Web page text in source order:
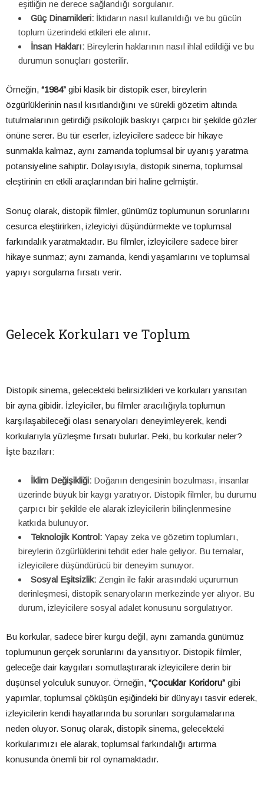
eşitliğin ne derece sağlandığı sorgulanır.
Güç Dinamikleri: İktidarın nasıl kullanıldığı ve bu gücün
toplum üzerindeki etkileri ele alınır.
İnsan Hakları: Bireylerin haklarının nasıl ihlal edildiği ve bu
durumun sonuçları gösterilir.
Örneğin, “1984” gibi klasik bir distopik eser, bireylerin
özgürlüklerinin nasıl kısıtlandığını ve sürekli gözetim altında
tutulmalarının getirdiği psikolojik baskıyı çarpıcı bir şekilde gözler
önüne serer. Bu tür eserler, izleyicilere sadece bir hikaye
sunmakla kalmaz, aynı zamanda toplumsal bir uyanış yaratma
potansiyeline sahiptir. Dolayısıyla, distopik sinema, toplumsal
eleştirinin en etkili araçlarından biri haline gelmiştir.
Sonuç olarak, distopik filmler, günümüz toplumunun sorunlarını
cesurca eleştirirken, izleyiciyi düşündürmekte ve toplumsal
farkındalık yaratmaktadır. Bu filmler, izleyicilere sadece birer
hikaye sunmaz; aynı zamanda, kendi yaşamlarını ve toplumsal
yapıyı sorgulama fırsatı verir.
Gelecek Korkuları ve Toplum
Distopik sinema, gelecekteki belirsizlikleri ve korkuları yansıtan
bir ayna gibidir. İzleyiciler, bu filmler aracılığıyla toplumun
karşılaşabileceği olası senaryoları deneyimleyerek, kendi
korkularıyla yüzleşme fırsatı bulurlar. Peki, bu korkular neler?
İşte bazıları:
İklim Değişikliği: Doğanın dengesinin bozulması, insanlar
üzerinde büyük bir kaygı yaratıyor. Distopik filmler, bu durumu
çarpıcı bir şekilde ele alarak izleyicilerin bilinçlenmesine
katkıda bulunuyor.
Teknolojik Kontrol: Yapay zeka ve gözetim toplumları,
bireylerin özgürlüklerini tehdit eder hale geliyor. Bu temalar,
izleyicilere düşündürücü bir deneyim sunuyor.
Sosyal Eşitsizlik: Zengin ile fakir arasındaki uçurumun
derinleşmesi, distopik senaryoların merkezinde yer alıyor. Bu
durum, izleyicilere sosyal adalet konusunu sorgulatıyor.
Bu korkular, sadece birer kurgu değil, aynı zamanda günümüz
toplumunun gerçek sorunlarını da yansıtıyor. Distopik filmler,
geleceğe dair kaygıları somutlaştırarak izleyicilere derin bir
düşünsel yolculuk sunuyor. Örneğin, “Çocuklar Koridoru” gibi
yapımlar, toplumsal çöküşün eşiğindeki bir dünyayı tasvir ederek,
izleyicilerin kendi hayatlarında bu sorunları sorgulamalarına
neden oluyor. Sonuç olarak, distopik sinema, gelecekteki
korkularımızı ele alarak, toplumsal farkındalığı artırma
konusunda önemli bir rol oynamaktadır.